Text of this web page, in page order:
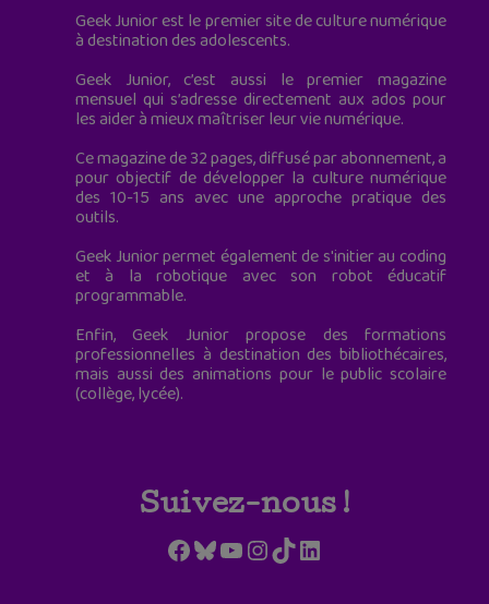
Geek Junior est le premier site de culture numérique
à destination des adolescents.
Geek Junior, c’est aussi le premier magazine
mensuel qui s’adresse directement aux ados pour
les aider à mieux maîtriser leur vie numérique.
Ce magazine de 32 pages, diffusé par abonnement, a
pour objectif de développer la culture numérique
des 10-15 ans avec une approche pratique des
outils.
Geek Junior permet également de s'initier au coding
et à la robotique avec son robot éducatif
programmable.
Enfin, Geek Junior propose des formations
professionnelles à destination des bibliothécaires,
mais aussi des animations pour le public scolaire
(collège, lycée).
Suivez-nous !
Facebook
Bluesky
YouTube
Instagram
TikTokLinkedIn